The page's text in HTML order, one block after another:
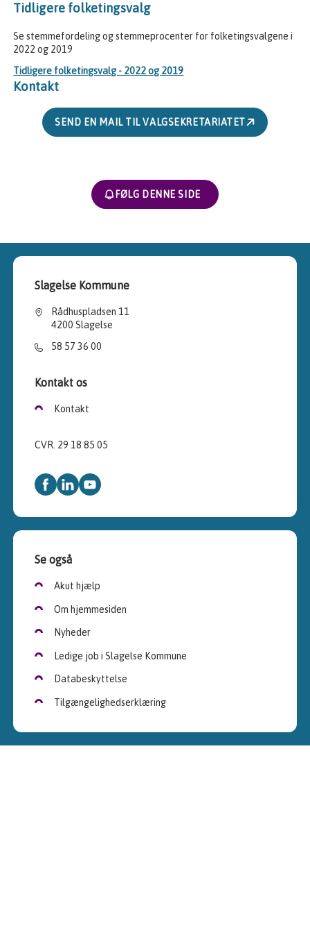
Tidligere folketingsvalg
Se stemmefordeling og stemmeprocenter for folketingsvalgene i
2022 og 2019
Tidligere folketingsvalg - 2022 og 2019
Kontakt
SEND EN MAIL TIL VALGSEKRETARIATET
FØLG DENNE SIDE
Slagelse Kommune
Rådhuspladsen 11
4200 Slagelse
58 57 36 00
Kontakt os
Kontakt
CVR. 29 18 85 05
Se også
Akut hjælp
Om hjemmesiden
Nyheder
Ledige job i Slagelse Kommune
Databeskyttelse
Tilgængelighedserklæring